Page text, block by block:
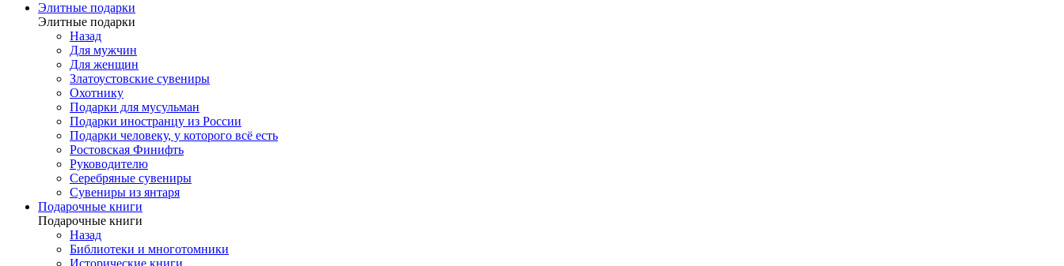
Элитные подарки
Элитные подарки
Назад
Для мужчин
Для женщин
Златоустовские сувениры
Охотнику
Подарки для мусульман
Подарки иностранцу из России
Подарки человеку, у которого всё есть
Ростовская Финифть
Руководителю
Серебряные сувениры
Сувениры из янтаря
Подарочные книги
Подарочные книги
Назад
Библиотеки и многотомники
Исторические книги